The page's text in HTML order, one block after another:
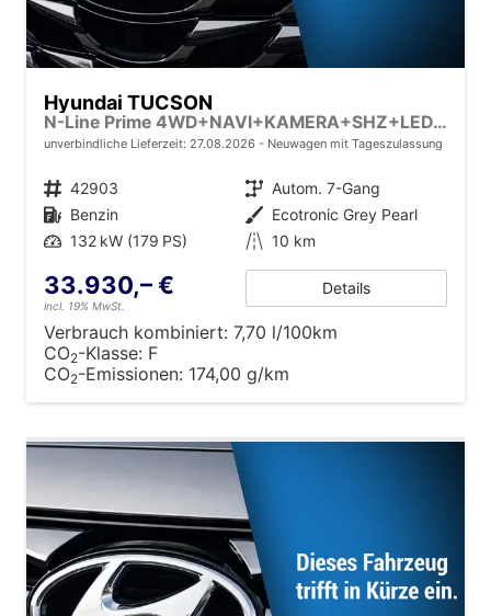
Hyundai TUCSON
N-Line Prime 4WD+NAVI+KAMERA+SHZ+LED+19''ALU+PDC
unverbindliche Lieferzeit: 27.08.2026 Neuwagen mit Tageszulassung
Fahrzeugnr. 42903 Getriebe Autom. 7-Gang
Kraftstoff Benzin Außenfarbe Ecotronic Grey Pearl
Leistung 132 kW (179 PS) Kilometerstand 10 km
33.930,– €
incl. 19% MwSt.
Details
Verbrauch kombiniert: 7,70 l/100km
CO2-Klasse: F
CO2-Emissionen: 174,00 g/km